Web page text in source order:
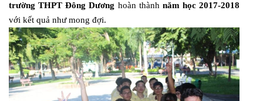
trường THPT Đông Dương hoàn thành năm học 2017-2018
với kết quả như mong đợi.